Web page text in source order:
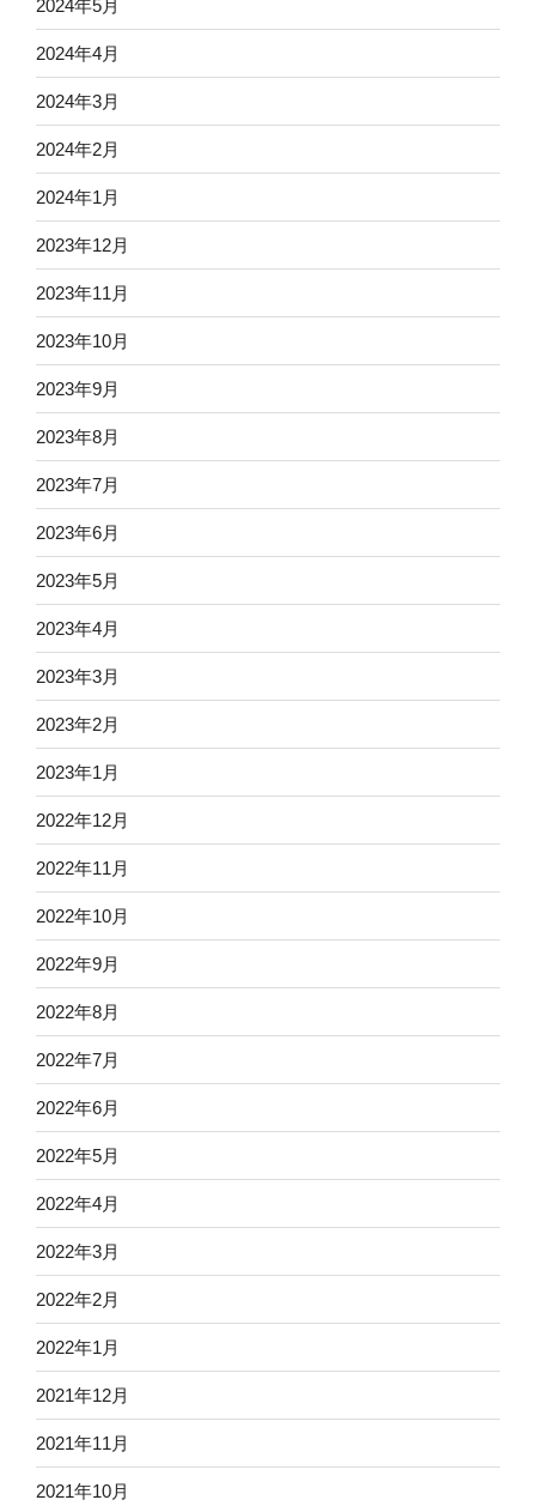
2024年5月
2024年4月
2024年3月
2024年2月
2024年1月
2023年12月
2023年11月
2023年10月
2023年9月
2023年8月
2023年7月
2023年6月
2023年5月
2023年4月
2023年3月
2023年2月
2023年1月
2022年12月
2022年11月
2022年10月
2022年9月
2022年8月
2022年7月
2022年6月
2022年5月
2022年4月
2022年3月
2022年2月
2022年1月
2021年12月
2021年11月
2021年10月